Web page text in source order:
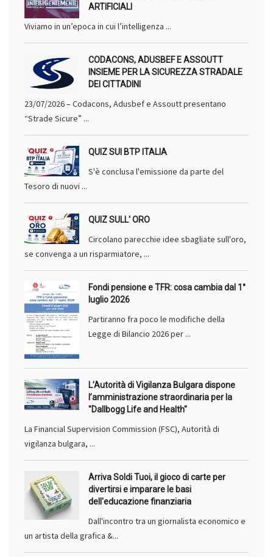
ARTIFICIALI
Viviamo in un’epoca in cui l’intelligenza ...
CODACONS, ADUSBEF E ASSOUTT
INSIEME PER LA SICUREZZA STRADALE
DEI CITTADINI
23/07/2026 – Codacons, Adusbef e Assoutt presentano
“Strade Sicure” ...
QUIZ SUI BTP ITALIA
S'è conclusa l'emissione da parte del
Tesoro di nuovi ...
QUIZ SULL' ORO
Circolano parecchie idee sbagliate sull'oro,
se convenga a un risparmiatore, ...
Fondi pensione e TFR: cosa cambia dal 1°
luglio 2026
Partiranno fra poco le modifiche della
Legge di Bilancio 2026 per ...
L’Autorità di Vigilanza Bulgara dispone
l’amministrazione straordinaria per la
"Dallbogg Life and Health"
La Financial Supervision Commission (FSC), Autorità di
vigilanza bulgara, ...
Arriva Soldi Tuoi, il gioco di carte per
divertirsi e imparare le basi
dell'educazione finanziaria
Dall'incontro tra un giornalista economico e
un artista della grafica &...